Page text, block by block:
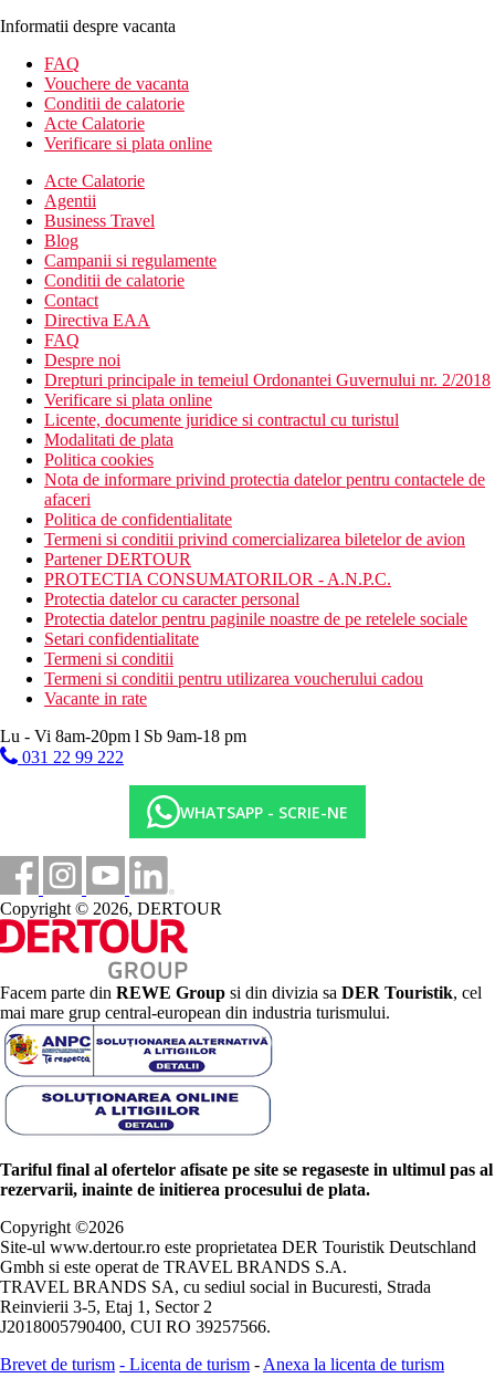
Informatii despre vacanta
FAQ
Vouchere de vacanta
Conditii de calatorie
Acte Calatorie
Verificare si plata online
Acte Calatorie
Agentii
Business Travel
Blog
Campanii si regulamente
Conditii de calatorie
Contact
Directiva EAA
FAQ
Despre noi
Drepturi principale in temeiul Ordonantei Guvernului nr. 2/2018
Verificare si plata online
Licente, documente juridice si contractul cu turistul
Modalitati de plata
Politica cookies
Nota de informare privind protectia datelor pentru contactele de
afaceri
Politica de confidentialitate
Termeni si conditii privind comercializarea biletelor de avion
Partener DERTOUR
PROTECTIA CONSUMATORILOR - A.N.P.C.
Protectia datelor cu caracter personal
Protectia datelor pentru paginile noastre de pe retelele sociale
Setari confidentialitate
Termeni si conditii
Termeni si conditii pentru utilizarea voucherului cadou
Vacante in rate
Lu - Vi 8am-20pm l Sb 9am-18 pm
031 22 99 222
WHATSAPP - SCRIE-NE
Copyright © 2026, DERTOUR
Facem parte din REWE Group si din divizia sa DER Touristik, cel
mai mare grup central-european din industria turismului.
Tariful final al ofertelor afisate pe site se regaseste in ultimul pas al
rezervarii, inainte de initierea procesului de plata.
Copyright ©2026
Site-ul www.dertour.ro este proprietatea DER Touristik Deutschland
Gmbh si este operat de TRAVEL BRANDS S.A.
TRAVEL BRANDS SA, cu sediul social in Bucuresti, Strada
Reinvierii 3-5, Etaj 1, Sector 2
J2018005790400, CUI RO 39257566.
Brevet de turism - Licenta de turism - Anexa la licenta de turism